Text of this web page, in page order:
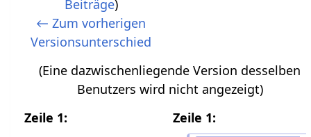
Beiträge)
B
← Zum vorherigen
Versionsunterschied
e
B
e
(Eine dazwischenliegende Version desselben
Benutzers wird nicht angezeigt)
Zeile 1:
Zeile 1: